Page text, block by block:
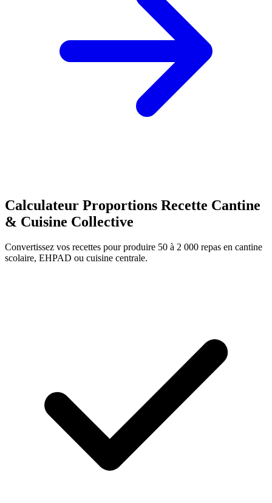
Calculateur Proportions Recette Cantine
& Cuisine Collective
Convertissez vos recettes pour produire 50 à 2 000 repas en cantine
scolaire, EHPAD ou cuisine centrale.